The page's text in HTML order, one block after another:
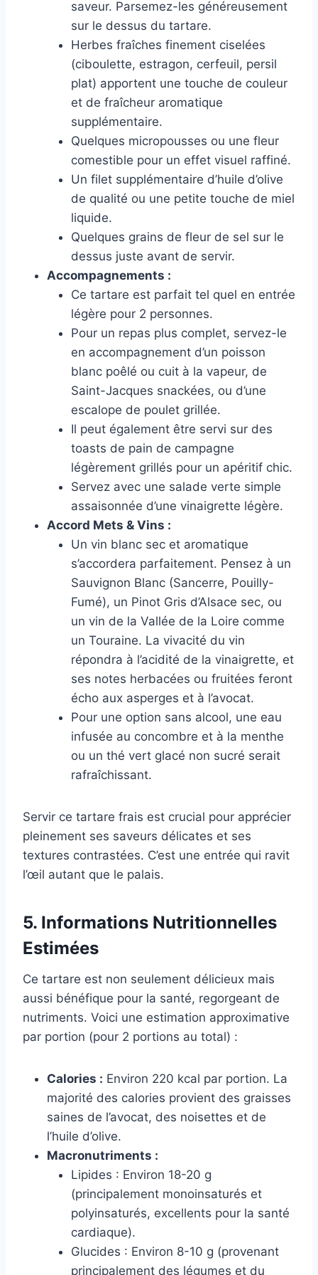
saveur. Parsemez-les généreusement
sur le dessus du tartare.
Herbes fraîches finement ciselées
(ciboulette, estragon, cerfeuil, persil
plat) apportent une touche de couleur
et de fraîcheur aromatique
supplémentaire.
Quelques micropousses ou une fleur
comestible pour un effet visuel raffiné.
Un filet supplémentaire d’huile d’olive
de qualité ou une petite touche de miel
liquide.
Quelques grains de fleur de sel sur le
dessus juste avant de servir.
Accompagnements :
Ce tartare est parfait tel quel en entrée
légère pour 2 personnes.
Pour un repas plus complet, servez-le
en accompagnement d’un poisson
blanc poêlé ou cuit à la vapeur, de
Saint-Jacques snackées, ou d’une
escalope de poulet grillée.
Il peut également être servi sur des
toasts de pain de campagne
légèrement grillés pour un apéritif chic.
Servez avec une salade verte simple
assaisonnée d’une vinaigrette légère.
Accord Mets & Vins :
Un vin blanc sec et aromatique
s’accordera parfaitement. Pensez à un
Sauvignon Blanc (Sancerre, Pouilly-
Fumé), un Pinot Gris d’Alsace sec, ou
un vin de la Vallée de la Loire comme
un Touraine. La vivacité du vin
répondra à l’acidité de la vinaigrette, et
ses notes herbacées ou fruitées feront
écho aux asperges et à l’avocat.
Pour une option sans alcool, une eau
infusée au concombre et à la menthe
ou un thé vert glacé non sucré serait
rafraîchissant.
Servir ce tartare frais est crucial pour apprécier
pleinement ses saveurs délicates et ses
textures contrastées. C’est une entrée qui ravit
l’œil autant que le palais.
5. Informations Nutritionnelles
Estimées
Ce tartare est non seulement délicieux mais
aussi bénéfique pour la santé, regorgeant de
nutriments. Voici une estimation approximative
par portion (pour 2 portions au total) :
Calories : Environ 220 kcal par portion. La
majorité des calories provient des graisses
saines de l’avocat, des noisettes et de
l’huile d’olive.
Macronutriments :
Lipides : Environ 18-20 g
(principalement monoinsaturés et
polyinsaturés, excellents pour la santé
cardiaque).
Glucides : Environ 8-10 g (provenant
principalement des légumes et du